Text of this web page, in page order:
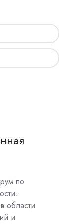
по
области
и